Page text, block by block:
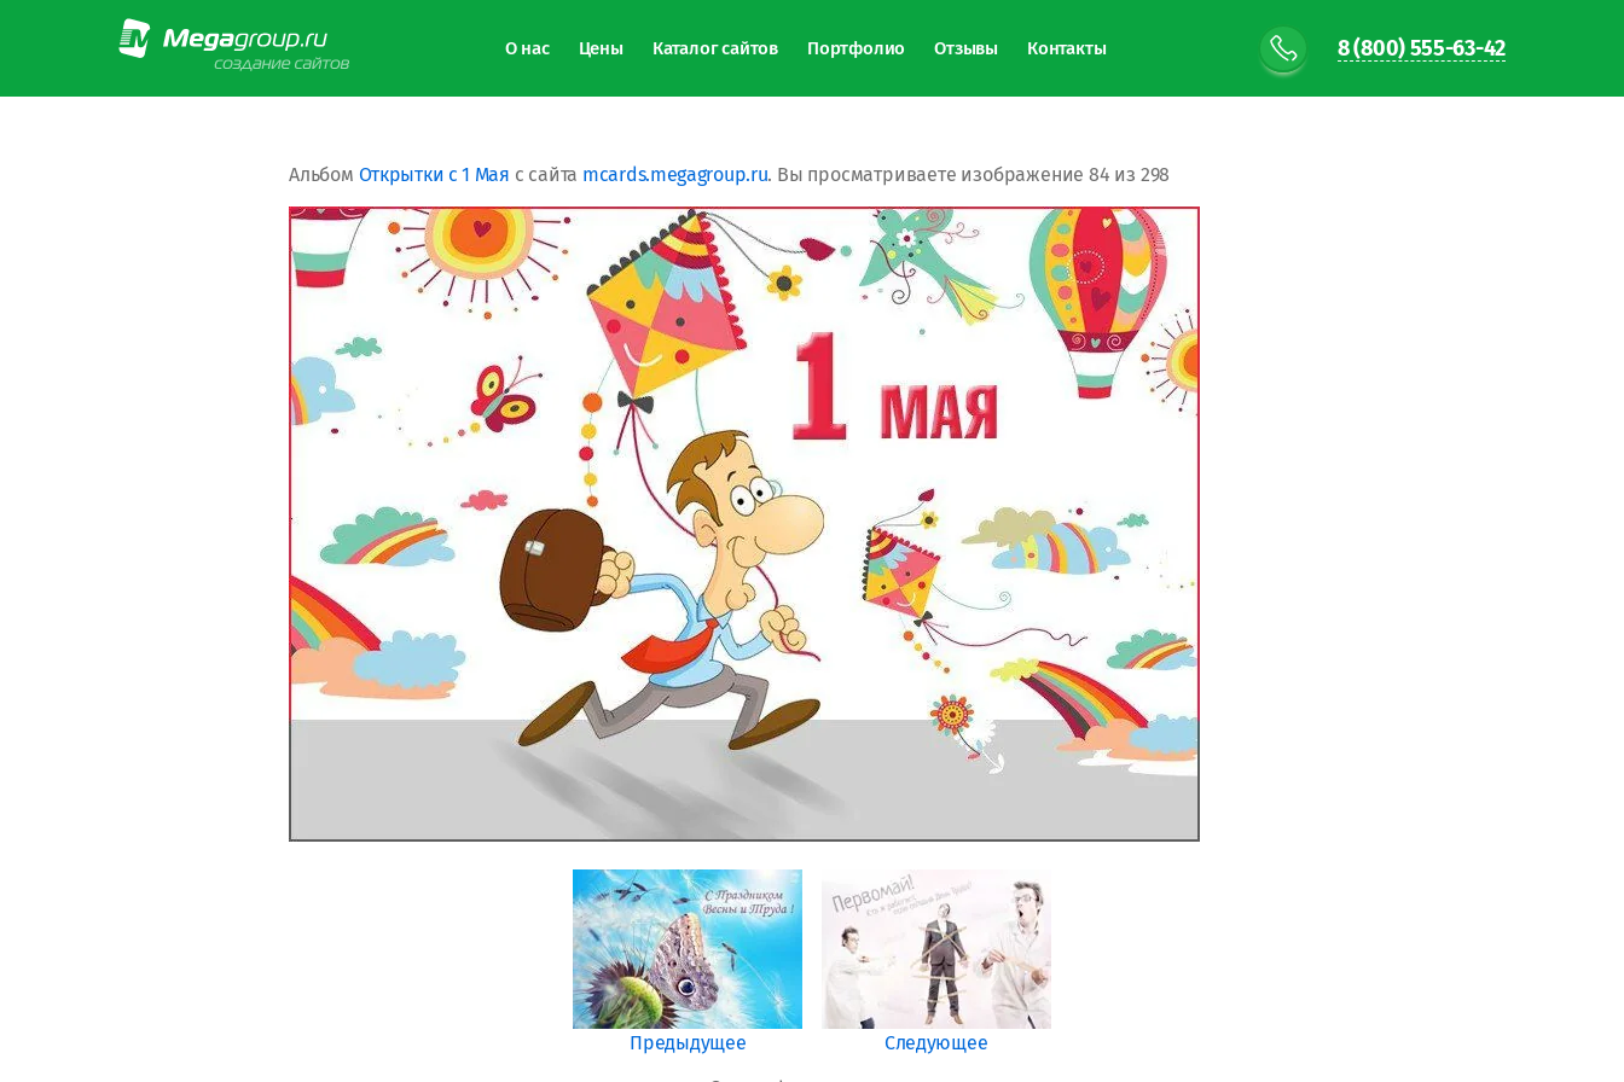
О нас Цены Каталог сайтов Портфолио Отзывы Контакты 8 (800) 555-63-42
Альбом Открытки с 1 Мая с сайта mcards.megagroup.ru. Вы просматриваете изображение 84 из 298
Предыдущее
Следующее